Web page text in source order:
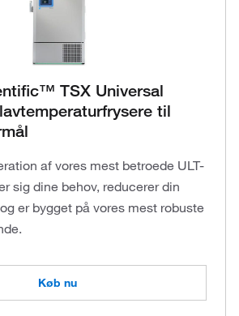
TSX Universal
til
af vores mest betroede ULT-
sig dine behov, reducerer din
er bygget på vores mest robuste
Køb nu